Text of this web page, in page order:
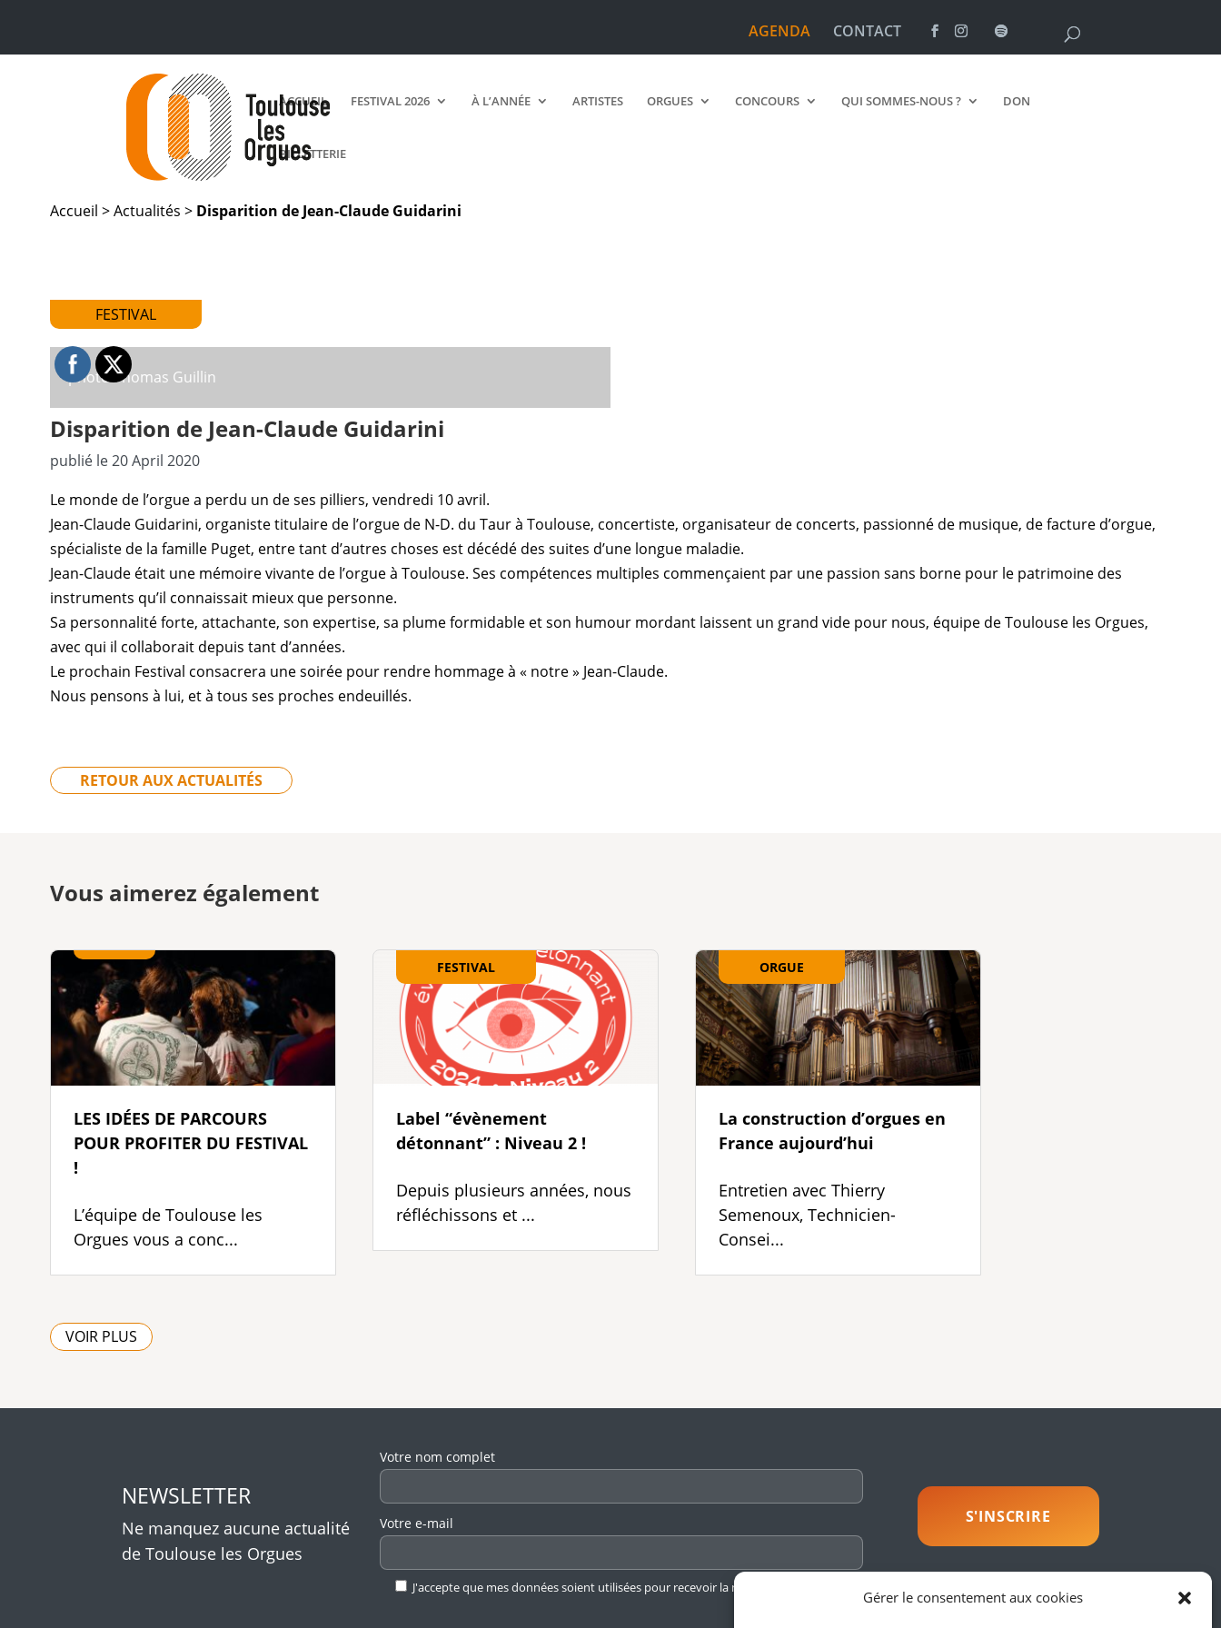
Gérer le consentement aux cookies
AGENDA CONTACT
ACCUEIL FESTIVAL 2026 À L’ANNÉE ARTISTES ORGUES CONCOURS QUI SOMMES-NOUS ? DON
BILLETTERIE
Accueil >Actualités > Disparition de Jean-Claude Guidarini
photo Thomas Guillin
FESTIVAL
Disparition de Jean-Claude Guidarini
publié le 20 April 2020
Le monde de l’orgue a perdu un de ses pilliers, vendredi 10 avril.
Jean-Claude Guidarini, organiste titulaire de l’orgue de N-D. du Taur à Toulouse, concertiste, organisateur de concerts, passionné de musique, de facture d’orgue,
spécialiste de la famille Puget, entre tant d’autres choses est décédé des suites d’une longue maladie.
Jean-Claude était une mémoire vivante de l’orgue à Toulouse. Ses compétences multiples commençaient par une passion sans borne pour le patrimoine des
instruments qu’il connaissait mieux que personne.
Sa personnalité forte, attachante, son expertise, sa plume formidable et son humour mordant laissent un grand vide pour nous, équipe de Toulouse les Orgues,
avec qui il collaborait depuis tant d’années.
Le prochain Festival consacrera une soirée pour rendre hommage à « notre » Jean-Claude.
Nous pensons à lui, et à tous ses proches endeuillés.
RETOUR AUX ACTUALITÉS
Vous aimerez également
LES IDÉES DE PARCOURS
POUR PROFITER DU FESTIVAL
!
L’équipe de Toulouse les
Orgues vous a conc...
FESTIVAL
Label “évènement
détonnant” : Niveau 2 !
Depuis plusieurs années, nous
réfléchissons et ...
ORGUE
La construction d’orgues en
France aujourd’hui
Entretien avec Thierry
Semenoux, Technicien-
Consei...
VOIR PLUS
NEWSLETTER
Ne manquez aucune actualité
de Toulouse les Orgues
Veuillez laisser ce champ vide.
Votre nom complet
Votre e-mail
J'accepte que mes données soient utilisées pour recevoir la newsletter.